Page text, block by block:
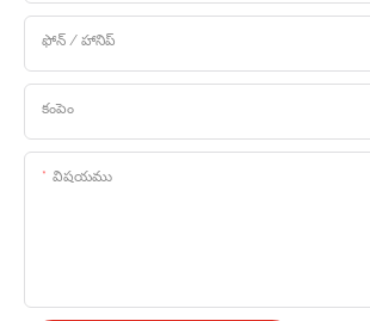
ఫోన్ / హానిప్
కంపెం
విషయము